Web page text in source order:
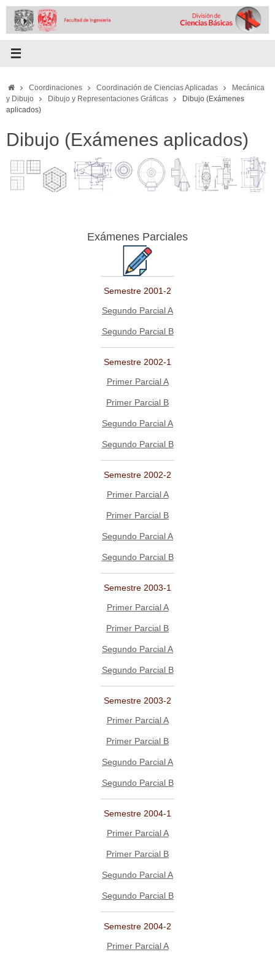
Skip
content
HomeCoordinaciones Coordinación de Ciencias Aplicadas
Mecánica
y Dibujo
Dibujo y Representaciones Gráficas
Dibujo (Exámenes
aplicados)
Dibujo (Exámenes aplicados)
Exámenes Parciales
Semestre 2001-2
Segundo Parcial A
Segundo Parcial B
Semestre 2002-1
Primer Parcial A
Primer Parcial B
Segundo Parcial A
Segundo Parcial B
Semestre 2002-2
Primer Parcial A
Primer Parcial B
Segundo Parcial A
Segundo Parcial B
Semestre 2003-1
Primer Parcial A
Primer Parcial B
Segundo Parcial A
Segundo Parcial B
Semestre 2003-2
Primer Parcial A
Primer Parcial B
Segundo Parcial A
Segundo Parcial B
Semestre 2004-1
Primer Parcial A
Primer Parcial B
Segundo Parcial A
Segundo Parcial B
Semestre 2004-2
Primer Parcial A